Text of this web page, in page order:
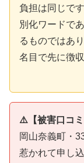
負担は同じで
別化ワードで
るものではあ
名目で先に徴
⚠️【被害口コミ
岡山奈義町・
惹かれて申し